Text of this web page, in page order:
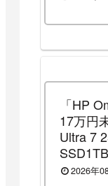
「HP
17万円
Ultra 7
トパソ
2026年